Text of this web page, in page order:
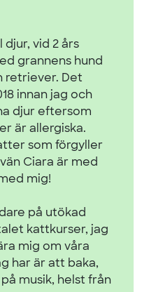
vid 2 års
grannens hund
retriever. Det
innan jag och
djur eftersom
är allergiska.
som förgyller
Ciara är med
mig!
på utökad
kattkurser, jag
mig om våra
har är att baka,
musik, helst från